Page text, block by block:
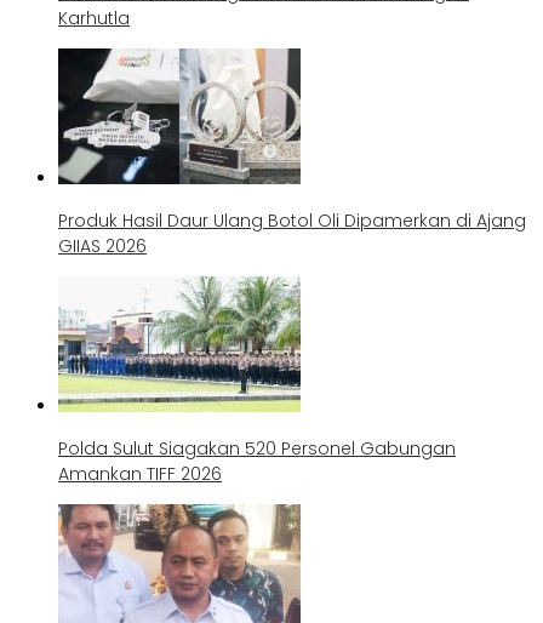
Karhutla
Produk Hasil Daur Ulang Botol Oli Dipamerkan di Ajang
GIIAS 2026
Polda Sulut Siagakan 520 Personel Gabungan
Amankan TIFF 2026